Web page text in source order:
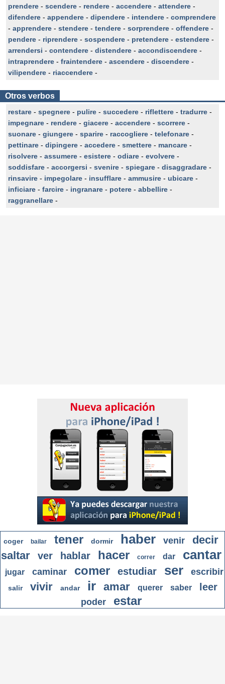
prendere - scendere - rendere - accendere - attendere -
difendere - appendere - dipendere - intendere - comprendere
- apprendere - stendere - tendere - sorprendere - offendere -
pendere - riprendere - sospendere - pretendere - estendere -
arrendersi - contendere - distendere - accondiscendere -
intraprendere - fraintendere - ascendere - discendere -
vilipendere - riaccendere -
Otros verbos
restare - spegnere - pulire - succedere - riflettere - tradurre -
impegnare - rendere - giacere - accendere - scorrere -
suonare - giungere - sparire - raccogliere - telefonare -
pettinare - dipingere - accedere - smettere - mancare -
risolvere - assumere - esistere - odiare - evolvere -
soddisfare - accorgersi - svenire - spiegare - disaggradare -
rinsavire - impegolare - insufflare - ammusire - ubicare -
inficiare - farcire - ingranare - potere - abbellire -
raggranellare -
coger bailar tener dormir haber venir
decir
saltar
ver hablar hacer correr dar cantar
jugar caminar comer estudiar ser escribir
salir vivir andar ir amar querer saber leer
poder estar